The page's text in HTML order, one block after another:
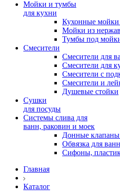
Мойки и тумбы
для кухни
Кухонные мойки
Мойки из
Тумбы под
Смесители
Смесители для
Смесители для
Смесители с
Cмесители и
Душевые стойки
Сушки
для посуды
Системы слива для
ванн, раковин и моек
Донные
Обвязка для
Сифоны,
Главная
Каталог